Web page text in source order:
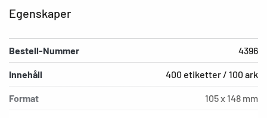
Egenskaper
Bestell-Nummer 4396
Innehåll 400 etiketter / 100 ark
Format 105 x 148 mm